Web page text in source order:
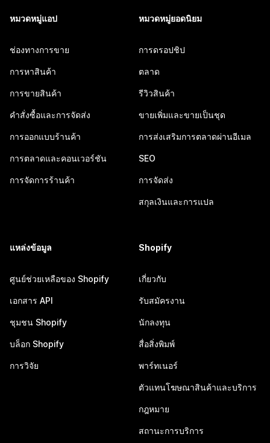
หมวดหมู่แอป
ช่องทางการขาย
การหาสินค้า
การขายสินค้า
คำสั่งซื้อและการจัดส่ง
การออกแบบร้านค้า
การตลาดและคอนเวอร์ชัน
การจัดการร้านค้า
หมวดหมู่ยอดนิยม
การดรอปชิป
ตลาด
รีวิวสินค้า
ขายเพิ่มและขายเป็นชุด
การส่งเสริมการตลาดผ่านอีเมล
SEO
การจัดส่ง
สกุลเงินและการแปล
แหล่งข้อมูล
ศูนย์ช่วยเหลือของ Shopify
เอกสาร API
ชุมชน Shopify
บล็อก Shopify
การวิจัย
Shopify
เกี่ยวกับ
รับสมัครงาน
นักลงทุน
สื่อสิ่งพิมพ์
พาร์ทเนอร์
ตัวแทนโฆษณาสินค้าและบริการ
กฎหมาย
สถานะการบริการ